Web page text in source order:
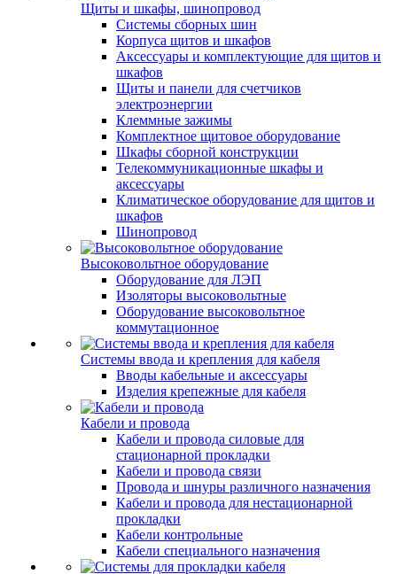
Щиты и шкафы, шинопровод
Системы сборных шин
Корпуса щитов и шкафов
Аксессуары и комплектующие для щитов и
шкафов
Щиты и панели для счетчиков
электроэнергии
Клеммные зажимы
Комплектное щитовое оборудование
Шкафы сборной конструкции
Телекоммуникационные шкафы и
аксессуары
Климатическое оборудование для щитов и
шкафов
Шинопровод
Высоковольтное оборудование
Оборудование для ЛЭП
Изоляторы высоковольтные
Оборудование высоковольтное
коммутационное
Системы ввода и крепления для кабеля
Вводы кабельные и аксессуары
Изделия крепежные для кабеля
Кабели и провода
Кабели и провода силовые для
стационарной прокладки
Кабели и провода связи
Провода и шнуры различного назначения
Кабели и провода для нестационарной
прокладки
Кабели контрольные
Кабели специального назначения